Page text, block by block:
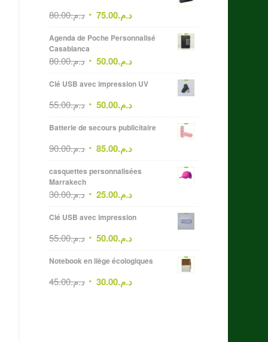
د.م.80.00 د.م.75.00
Agenda de Poche Personnalisé
Casablanca
د.م.80.00 د.م.50.00
Clé USB avec impression UV
د.م.55.00 د.م.50.00
Batterie de secours publicitaire
د.م.90.00 د.م.85.00
casquettes personnalisées
Marrakech
د.م.30.00 د.م.25.00
Clé USB avec impression
د.م.55.00 د.م.50.00
Notebook en liège écologiques
د.م.45.00 د.م.30.00